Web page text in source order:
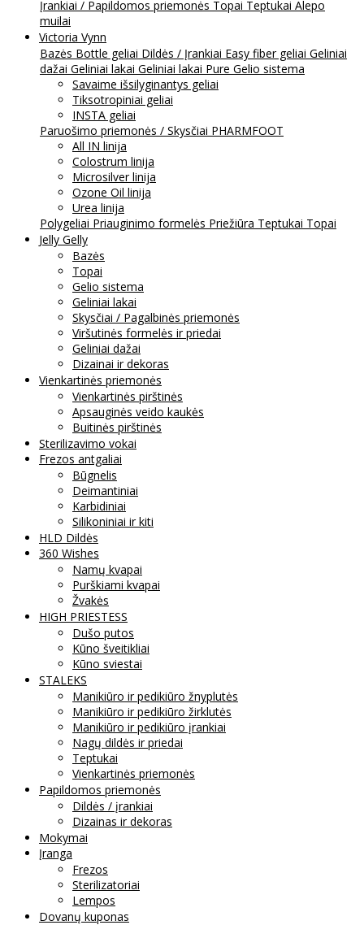
Įrankiai / Papildomos priemonės Topai Teptukai Alepo
muilai
Victoria Vynn
Bazės Bottle geliai Dildės / Įrankiai Easy fiber geliai Geliniai
dažai Geliniai lakai Geliniai lakai Pure Gelio sistema
Savaime išsilyginantys geliai
Tiksotropiniai geliai
INSTA geliai
Paruošimo priemonės / Skysčiai PHARMFOOT
All IN linija
Colostrum linija
Microsilver linija
Ozone Oil linija
Urea linija
Polygeliai Priauginimo formelės Priežiūra Teptukai Topai
Jelly Gelly
Bazės
Topai
Gelio sistema
Geliniai lakai
Skysčiai / Pagalbinės priemonės
Viršutinės formelės ir priedai
Geliniai dažai
Dizainai ir dekoras
Vienkartinės priemonės
Vienkartinės pirštinės
Apsauginės veido kaukės
Buitinės pirštinės
Sterilizavimo vokai
Frezos antgaliai
Būgnelis
Deimantiniai
Karbidiniai
Silikoniniai ir kiti
HLD Dildės
360 Wishes
Namų kvapai
Purškiami kvapai
Žvakės
HIGH PRIESTESS
Dušo putos
Kūno šveitikliai
Kūno sviestai
STALEKS
Manikiūro ir pedikiūro žnyplutės
Manikiūro ir pedikiūro žirklutės
Manikiūro ir pedikiūro įrankiai
Nagų dildės ir priedai
Teptukai
Vienkartinės priemonės
Papildomos priemonės
Dildės / įrankiai
Dizainas ir dekoras
Mokymai
Įranga
Frezos
Sterilizatoriai
Lempos
Dovanų kuponas